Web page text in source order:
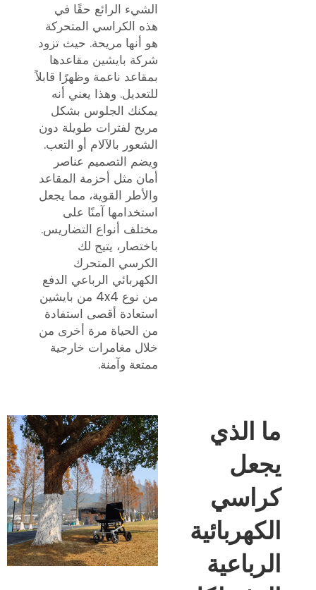
الشيء الرائع حقًا في
هذه الكراسي المتحركة
هو أنها مريحة. حيث تزود
شركة بايشين مقاعدها
بمقاعد ناعمة وظهرًا قابلاً
للتعديل. وهذا يعني أنه
يمكنك الجلوس بشكل
مريح لفترات طويلة دون
الشعور بالآلام أو التعب.
ويضم التصميم عناصر
أمان مثل أحزمة المقاعد
والأطر القوية، مما يجعل
استخدامها آمنًا على
مختلف أنواع التضاريس.
باختصار، يتيح لك
الكرسي المتحرك
الكهربائي الرباعي الدفع
من نوع 4x4 من بايشين
استعادة أقصى استفادة
من الحياة مرة أخرى من
خلال مغامرات خارجية
ممتعة وآمنة.
ما الذي
يجعل
كراسي
الكهربائية
الرباعية